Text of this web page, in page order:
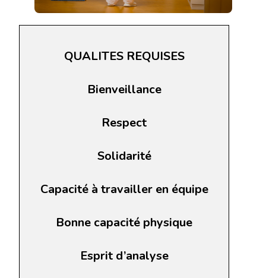
QUALITES REQUISES
Bienveillance
Respect
Solidarité
Capacité à travailler en équipe
Bonne capacité physique
Esprit d’analyse